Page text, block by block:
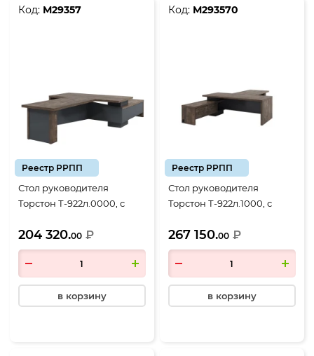
Код: М29357
Реестр РРПП
Стол руководителя
Торстон Т-922л.0000, с
2200*2000*750, Дуб
Бунратти-Антрацит
204 320.00 ₽
в корзину
Код: М293570
Реестр РРПП
Стол руководителя
Торстон Т-922л.1000, с
розеток 1700*900,
2200*2000*750, Дуб
Бунратти-Антрацит
267 150.00 ₽
в корзину